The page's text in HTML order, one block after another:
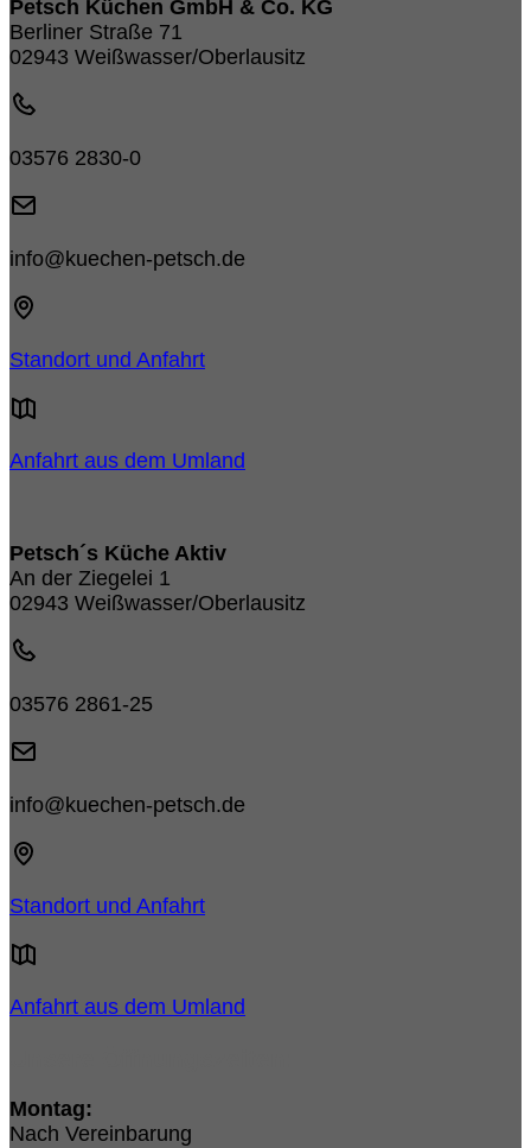
Petsch Küchen GmbH & Co. KG
Berliner Straße 71
02943 Weißwasser/Oberlausitz
03576 2830-0
info@kuechen-petsch.de
Standort und Anfahrt
Anfahrt aus dem Umland
Petsch´s Küche Aktiv
An der Ziegelei 1
02943 Weißwasser/Oberlausitz
03576 2861-25
info@kuechen-petsch.de
Standort und Anfahrt
Anfahrt aus dem Umland
Montag:
Nach Vereinbarung